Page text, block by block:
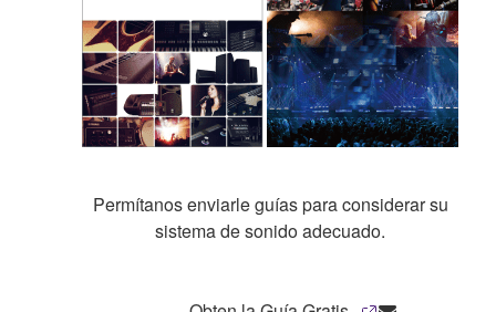
Permítanos enviarle guías para considerar su
sistema de sonido adecuado.